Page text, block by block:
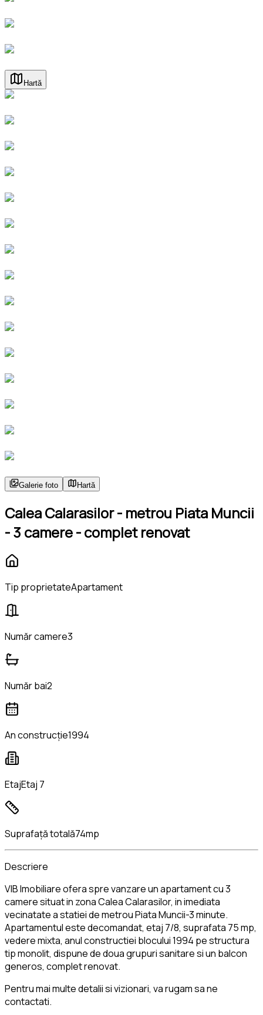
Hartă
Galerie foto Hartă
Calea Calarasilor - metrou Piata Muncii
- 3 camere - complet renovat
Tip proprietateApartament
Număr camere3
Număr bai2
An construcție1994
EtajEtaj 7
Suprafață totală74mp
Descriere
VIB Imobiliare ofera spre vanzare un apartament cu 3
camere situat in zona Calea Calarasilor, in imediata
vecinatate a statiei de metrou Piata Muncii-3 minute.
Apartamentul este decomandat, etaj 7/8, suprafata 75 mp,
vedere mixta, anul constructiei blocului 1994 pe structura
tip monolit, dispune de doua grupuri sanitare si un balcon
generos, complet renovat.
Pentru mai multe detalii si vizionari, va rugam sa ne
contactati.